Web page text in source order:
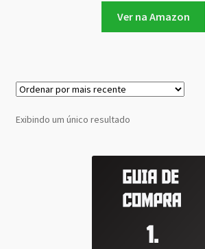
Ver na Amazon
Exibindo um único resultado